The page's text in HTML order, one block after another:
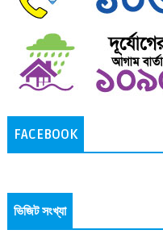
FACEBOOK
ভিজিট সংখ্যা